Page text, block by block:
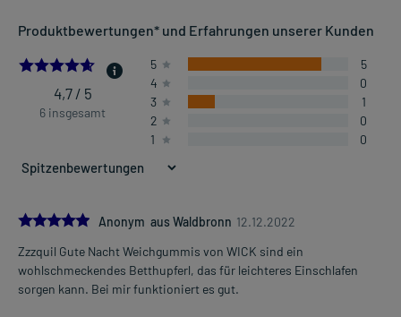
Produktbewertungen* und Erfahrungen unserer Kunden
4.666666666666667
4,7 / 5
6 insgesamt
5
5
4
0
3
1
2
0
1
0
5.0Anonym aus Waldbronn 12.12.2022
Zzzquil Gute Nacht Weichgummis von WICK sind ein
wohlschmeckendes Betthupferl, das für leichteres Einschlafen
sorgen kann. Bei mir funktioniert es gut.